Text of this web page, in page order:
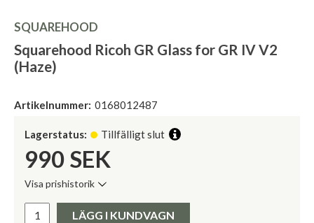
SQUAREHOOD
Squarehood Ricoh GR Glass for GR IV V2
(Haze)
Artikelnummer: 0168012487
Lagerstatus: Tillfälligt slut
990 SEK
Visa prishistorik
Pris:
LÄGG I KUNDVAGN